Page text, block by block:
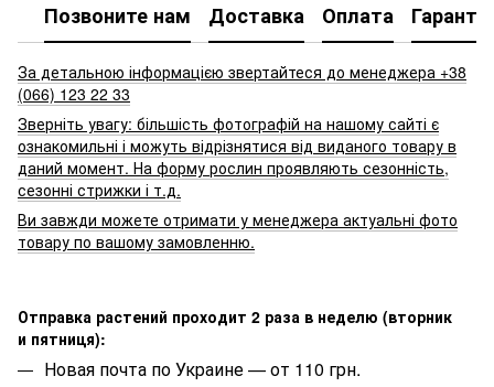
Позвоните нам Доставка Оплата
За детальною інформацією звертайтеся до менеджера +38
(066) 123 22 33
Зверніть увагу: більшість фотографій на нашому сайті є
ознакомильні і можуть відрізнятися від виданого товару в
даний момент. На форму рослин проявляють сезонність,
сезонні стрижки і т.д.
Ви завжди можете отримати у менеджера актуальні фото
товару по вашому замовленню.
Отправка растений проходит 2 раза в неделю (вторник
и пятниця):
Новая почта по Украине — от 110 грн.